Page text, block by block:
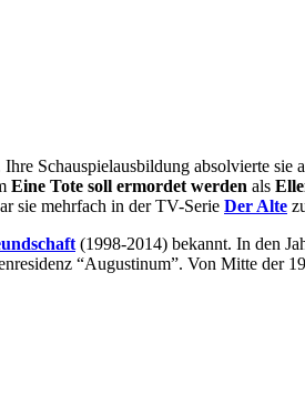
Schauspielausbildung absolvierte sie
Eine Tote soll ermordet werden als
sie mehrfach in der TV-Serie Der Alte
(1998-2014) bekannt. In den
“Augustinum”. Von Mitte der